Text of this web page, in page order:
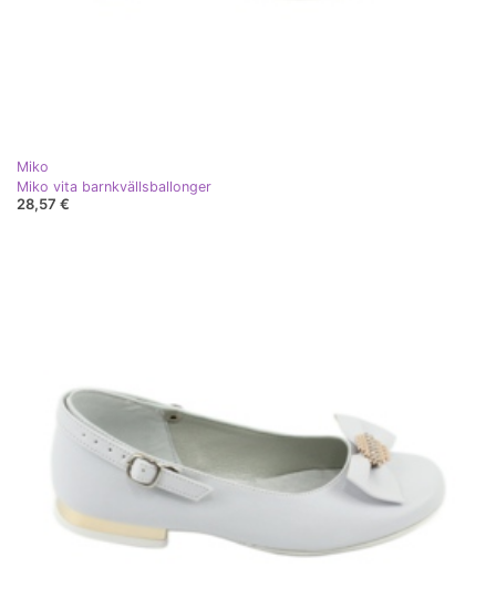
Miko
Miko vita barnkvällsballonger
28,57 €